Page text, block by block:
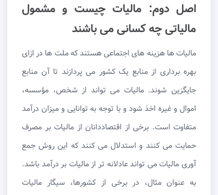
اصل دوم: مالیات چیست و مشمول
مالیاتی چه کسانی می باشند
مالیات ها هزینه های اجتماعی هستند که ملت ها در ازای
بهره برداری از منابع یک کشور می پردازند تا آن منابع
جایگزین شوند. مالیات می تواند از شخص، مؤسسه،
اموال و غیره اخذ شود و با توجه به توانایی و میزان درآمد
متفاوت است. برخی از اقتصاددانان از مالیات بر مصرف
حمایت می کنند و استدلال می کنند که این روش جمع
آوری مالیات می تواند عادلانه تر از مالیات بر درآمد باشد.
به عنوان مثال، در برخی از کشورها، سیگار مالیات